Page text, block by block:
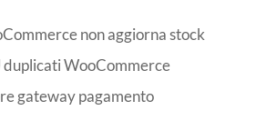
non aggiorna stock
duplicati WooCommerce
gateway pagamento